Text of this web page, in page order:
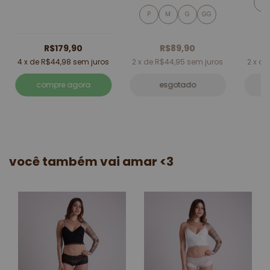
R$179,90
4 x de R$44,98 sem juros
compre agora
P M G GG
R$89,90
2 x de R$44,95 sem juros
esgotado
2 x de
você também vai amar <3